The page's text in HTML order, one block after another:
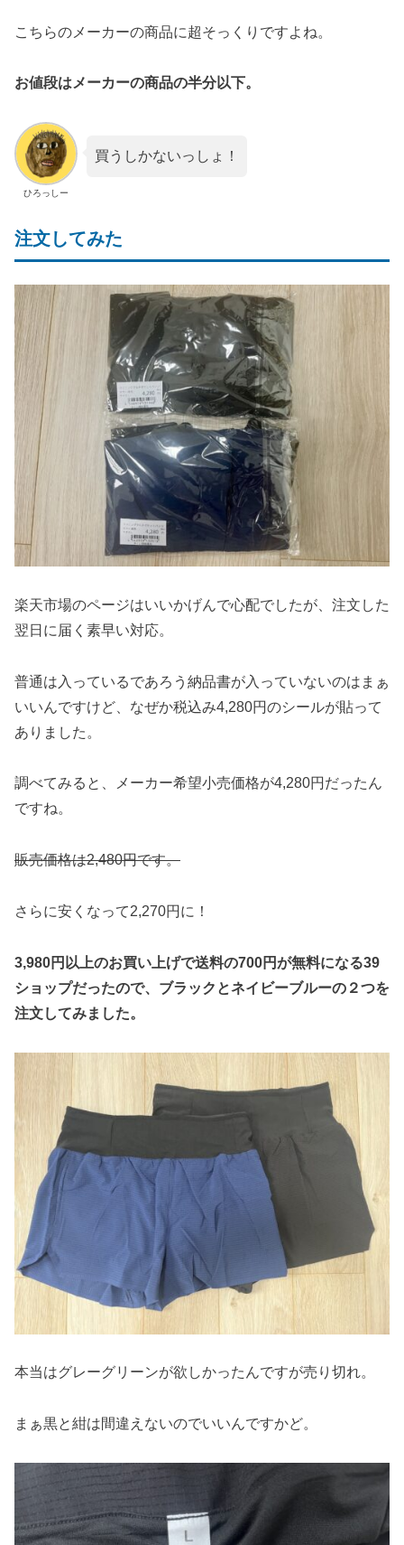
こちらのメーカーの商品に超そっくりですよね。
お値段はメーカーの商品の半分以下。
ひろっしー
買うしかないっしょ！
注文してみた
楽天市場のページはいいかげんで心配でしたが、注文した
翌日に届く素早い対応。
普通は入っているであろう納品書が入っていないのはまぁ
いいんですけど、なぜか税込み4,280円のシールが貼って
ありました。
調べてみると、メーカー希望小売価格が4,280円だったん
ですね。
販売価格は2,480円です。
さらに安くなって2,270円に！
3,980円以上のお買い上げで送料の700円が無料になる39
ショップだったので、ブラックとネイビーブルーの２つを
注文してみました。
本当はグレーグリーンが欲しかったんですが売り切れ。
まぁ黒と紺は間違えないのでいいんですかど。